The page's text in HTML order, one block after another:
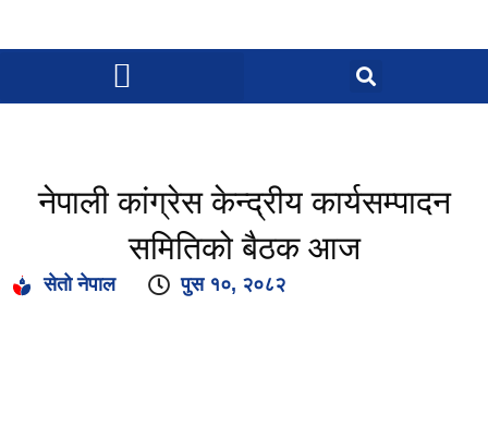
नेपाली कांग्रेस केन्द्रीय कार्यसम्पादन
समितिको बैठक आज
सेतो नेपाल पुस १०, २०८२